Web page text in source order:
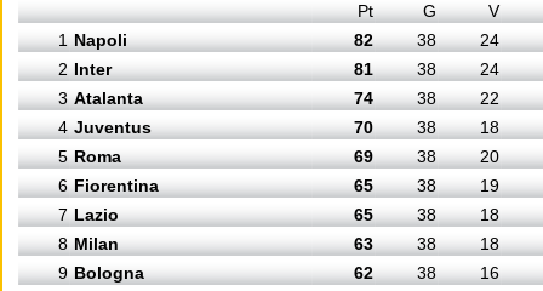
Pt G
V
1 Napoli 82 38
24
2 Inter 81 38
24
3 Atalanta 74 38
22
4 Juventus 70 38
18
5 Roma 69 38
20
6 Fiorentina 65 38
19
7 Lazio 65 38
18
8 Milan 63 38
18
9 Bologna 62 38
16